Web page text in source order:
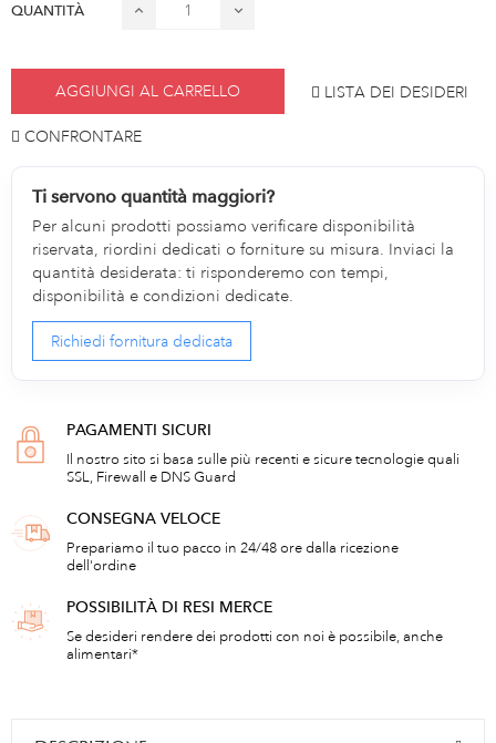
QUANTITÀ
AGGIUNGI AL CARRELLO LISTA DEI DESIDERI
CONFRONTARE
Ti servono quantità maggiori?
Per alcuni prodotti possiamo verificare disponibilità
riservata, riordini dedicati o forniture su misura. Inviaci la
quantità desiderata: ti risponderemo con tempi,
disponibilità e condizioni dedicate.
Richiedi fornitura dedicata
PAGAMENTI SICURI
Il nostro sito si basa sulle più recenti e sicure tecnologie quali
SSL, Firewall e DNS Guard
CONSEGNA VELOCE
Prepariamo il tuo pacco in 24/48 ore dalla ricezione
dell'ordine
POSSIBILITÀ DI RESI MERCE
Se desideri rendere dei prodotti con noi è possibile, anche
alimentari*